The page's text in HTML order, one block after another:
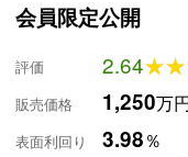
会員限定公開
評価 2.64
販売価格 1,250万
表面利回り 3.98％